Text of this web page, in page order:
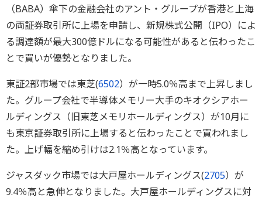
（BABA）傘下の金融会社のアント・グループが香港と上海
の両証券取引所に上場を申請し、新規株式公開（IPO）によ
る調達額が最大300億ドルになる可能性があると伝わったこ
とで買いが優勢となりました。
東証2部市場では東芝(6502）が一時5.0％高まで上昇しまし
た。グループ会社で半導体メモリー大手のキオクシアホー
ルディングス（旧東芝メモリホールディングス）が10月に
も東京証券取引所に上場すると伝わったことで買われまし
た。上げ幅を縮め引けは2.1％高となっています。
ジャスダック市場では大戸屋ホールディングス(2705）が
9.4％高と急伸となりました。大戸屋ホールディングスに対